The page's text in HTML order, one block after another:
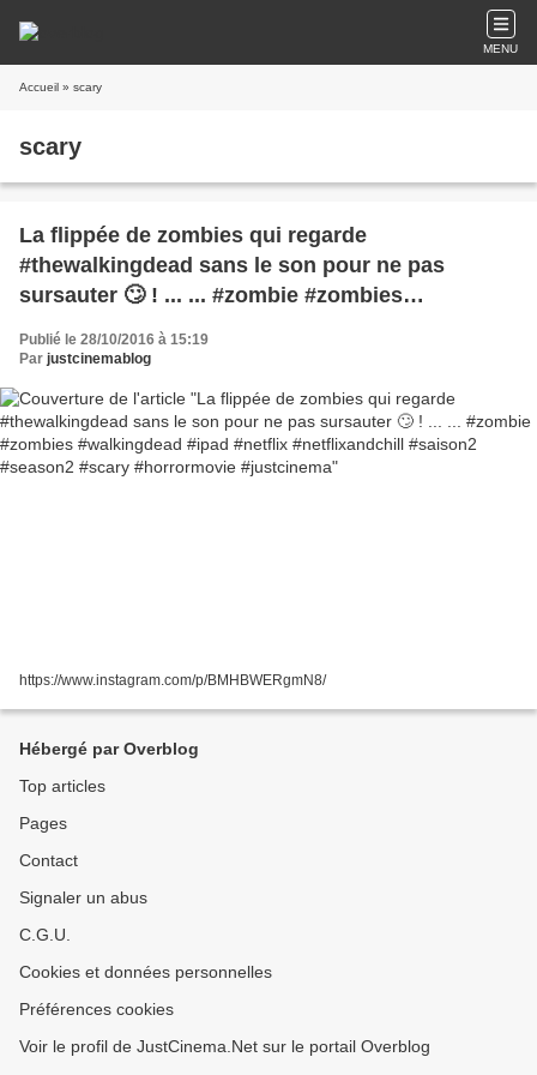
MENU
Accueil » scary
scary
La flippée de zombies qui regarde
#thewalkingdead sans le son pour ne pas
sursauter 🙄 ! ... ... #zombie #zombies
#walkingdead #ipad #netflix #netflixandchill
#saison2 #season2 #scary #horrormovie
Publié le 28/10/2016 à 15:19
Par justcinemablog
https://www.instagram.com/p/BMHBWERgmN8/
Hébergé par Overblog
Top articles
Pages
Contact
Signaler un abus
C.G.U.
Cookies et données personnelles
Préférences cookies
Voir le profil de JustCinema.Net sur le portail Overblog